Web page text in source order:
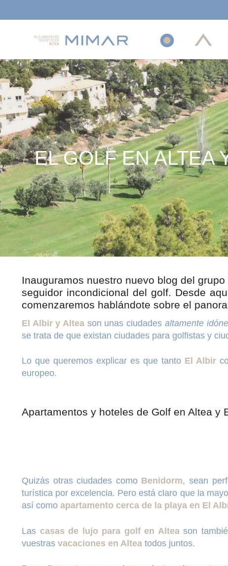
INICIO ALTEA
SOL
EL GOLF EN ALTEA
Inauguramos nuestro nuevo blog del
seguidor incondicional del golf. Desde
comenzaremos hablándote sobre el
El Albir y Altea son unas ciudades altamente
se trata de que existan ciudades para golfistas y
Lo que queremos explicar es que tanto El Albir
europeo.
Apartamentos y hoteles de Golf en Altea y
Quizás otras ciudades como Benidorm, sean
turística por excelencia. Pero está claro que la
así como apartamento cerca de la playa en El
Las casas de lujo para golf en Alteason
vuestras vacaciones en Altea todos juntos.